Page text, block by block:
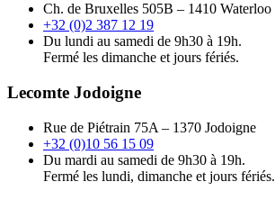
Ch. de Bruxelles 505B – 1410 Waterloo
+32 (0)2 387 12 19
Du lundi au samedi de 9h30 à 19h.
Fermé les dimanche et jours fériés.
Lecomte Jodoigne
Rue de Piétrain 75A – 1370 Jodoigne
+32 (0)10 56 15 09
Du mardi au samedi de 9h30 à 19h.
Fermé les lundi, dimanche et jours fériés.